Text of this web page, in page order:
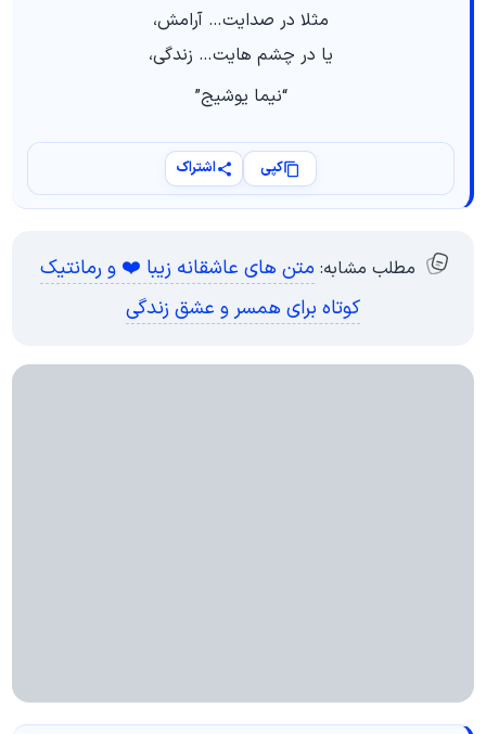
مثلا در صدایت… آرامش،
یا در چشم هایت… زندگی،
“نیما یوشیج”
کپی اشتراک
مطلب مشابه: متن های عاشقانه زیبا ❤️ و رمانتیک
کوتاه برای همسر و عشق زندگی